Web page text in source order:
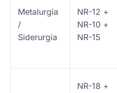
Metalurgia
/
Siderurgia
NR-12 +
NR-10 +
NR-15
NR-18 +